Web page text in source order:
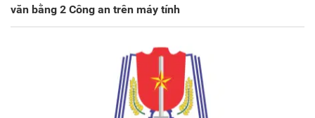
văn bằng 2 Công an trên máy tính